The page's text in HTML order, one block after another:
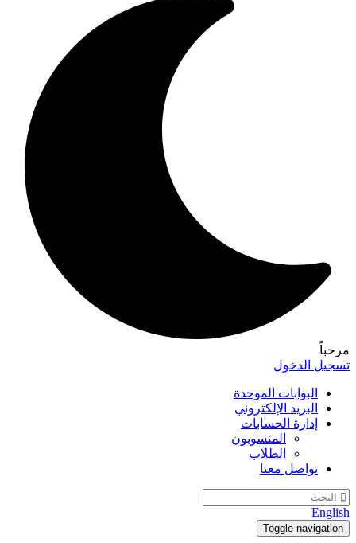
مرحباً
تسجيل الدخول
البوابات الموحدة
البريد الإلكتروني
إدارة الحسابات
المنسوبون
الطلاب
تواصل معنا
English
Toggle navigation